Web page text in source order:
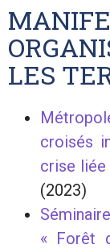
LES
croisés
crise liée
(2023)
« Forêt